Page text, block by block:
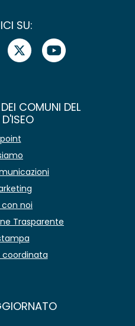
SU:
COMUNI DEL
con noi
Trasparente